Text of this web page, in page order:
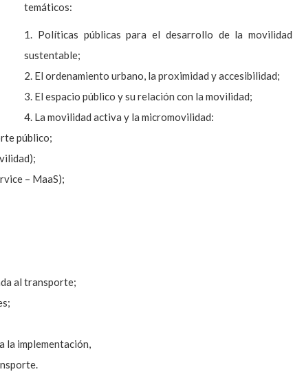
temáticos:
1. Políticas públicas para el desarrollo de la movilidad
sustentable;
2. El ordenamiento urbano, la proximidad y accesibilidad;
3. El espacio público y su relación con la movilidad;
4. La movilidad activa y la micromovilidad:
público;
– MaaS);
al transporte;
la implementación,